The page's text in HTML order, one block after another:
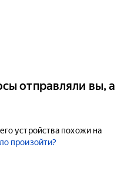
отправляли вы, а
устройства похожи на
произойти?